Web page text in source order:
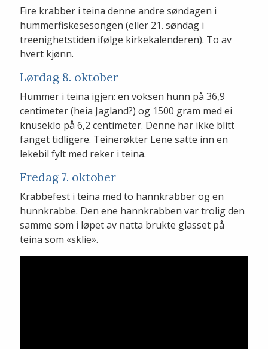
Fire krabber i teina denne andre søndagen i
hummerfiskesesongen (eller 21. søndag i
treenighetstiden ifølge kirkekalenderen). To av
hvert kjønn.
Lørdag 8. oktober
Hummer i teina igjen: en voksen hunn på 36,9
centimeter (heia Jagland?) og 1500 gram med ei
knuseklo på 6,2 centimeter. Denne har ikke blitt
fanget tidligere. Teinerøkter Lene satte inn en
lekebil fylt med reker i teina.
Fredag 7. oktober
Krabbefest i teina med to hannkrabber og en
hunnkrabbe. Den ene hannkrabben var trolig den
samme som i løpet av natta brukte glasset på
teina som «sklie».